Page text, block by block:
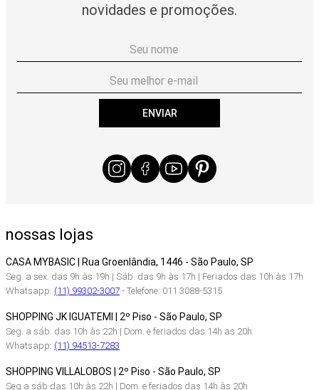
novidades e promoções.
ENVIAR
nossas lojas
CASA MYBASIC | Rua Groenlândia, 1446 - São Paulo, SP
Seg. a sex. das 9h às 19h | Sáb. das 9h às 17h | Feriados das 10h às 17h
Whatsapp: (11) 99302-3007- Telefone: 011 3088-5315
SHOPPING JK IGUATEMI | 2º Piso - São Paulo, SP
Seg. a sáb. das 10h às 22h | Dom. e feriados das 14h as 20h
Whatsapp: (11) 94513-7283
SHOPPING VILLALOBOS | 2º Piso - São Paulo, SP
Seg a sáb das 10h às 22h | Dom. e feriados das 14h às 20h